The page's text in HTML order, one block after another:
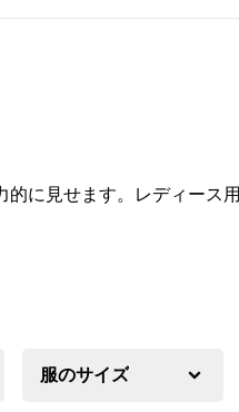
に見せます。レディース用
服のサイズ